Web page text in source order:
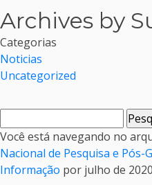
Archives by
Categorias
Noticias
Uncategorized
por:
Você está navegando no
Nacional de Pesquisa e Pós-
Informação por julho de